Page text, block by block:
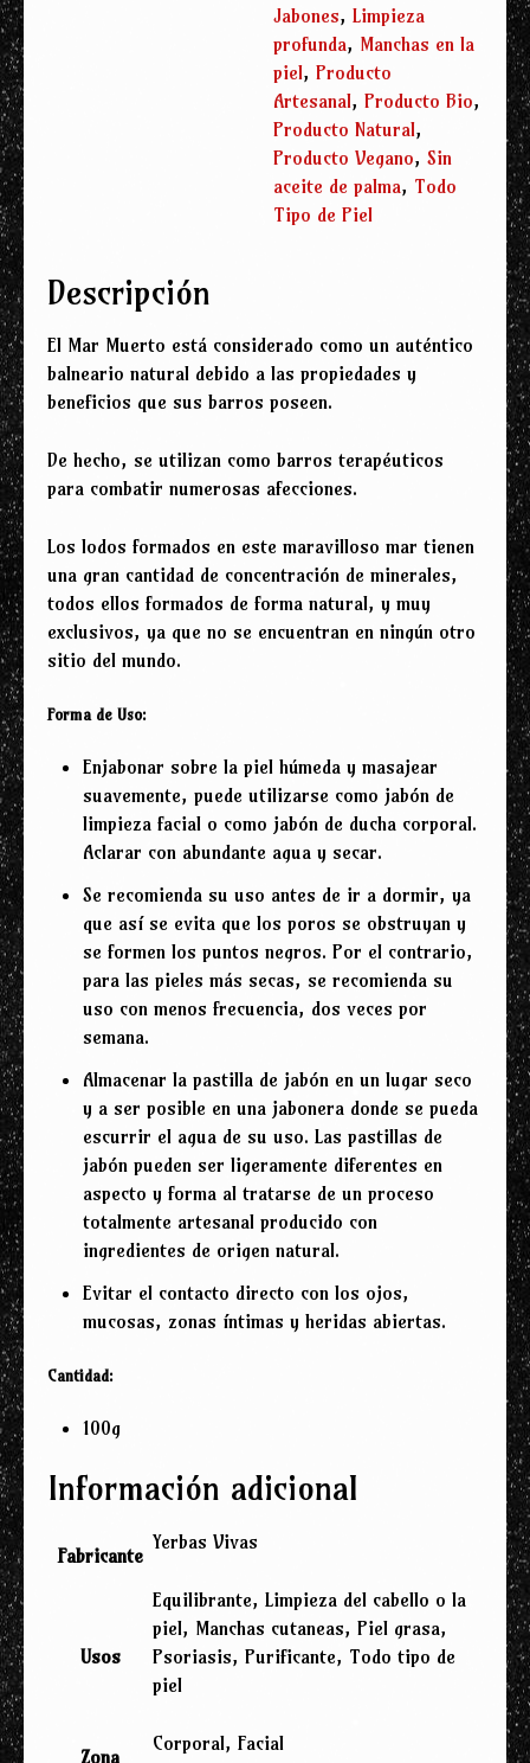
Jabones,Limpieza
profunda, Manchas en la
piel,Producto
Artesanal,Producto Bio,
Producto Natural,
Producto Vegano,Sin
aceite de palma, Todo
Tipo de Piel
Descripción
El Mar Muerto está considerado como un auténtico
balneario natural debido a las propiedades y
beneficios que sus barros poseen.
De hecho, se utilizan como barros terapéuticos
para combatir numerosas afecciones.
Los lodos formados en este maravilloso mar tienen
una gran cantidad de concentración de minerales,
todos ellos formados de forma natural, y muy
exclusivos, ya que no se encuentran en ningún otro
sitio del mundo.
Forma de Uso:
Enjabonar sobre la piel húmeda y masajear
suavemente, puede utilizarse como jabón de
limpieza facial o como jabón de ducha corporal.
Aclarar con abundante agua y secar.
Se recomienda su uso antes de ir a dormir, ya
que así se evita que los poros se obstruyan y
se formen los puntos negros. Por el contrario,
para las pieles más secas, se recomienda su
uso con menos frecuencia, dos veces por
semana.
Almacenar la pastilla de jabón en un lugar seco
y a ser posible en una jabonera donde se pueda
escurrir el agua de su uso. Las pastillas de
jabón pueden ser ligeramente diferentes en
aspecto y forma al tratarse de un proceso
totalmente artesanal producido con
ingredientes de origen natural.
Evitar el contacto directo con los ojos,
mucosas, zonas íntimas y heridas abiertas.
Cantidad:
100g
Información adicional
Fabricante
Yerbas Vivas
Usos
Equilibrante, Limpieza del cabello o la
piel, Manchas cutaneas, Piel grasa,
Psoriasis, Purificante, Todo tipo de
piel
Zona
Corporal, Facial